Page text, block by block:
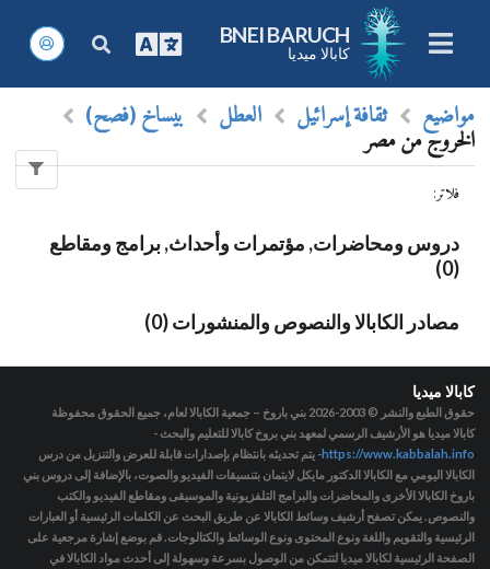
BNEI BARUCH
كابالا ميديا
مواضيع ثقافة إسرائيل العطل
بيساخ (فصح)
الخروج من مصر
فلاتر :
دروس ومحاضرات, مؤتمرات وأحداث, برامج ومقاطع
(0)
مصادر الكابالا والنصوص والمنشورات (0)
كابالا ميديا
حقوق الطبع والنشر © 2003-2026
بني باروخ – جمعية الكابالا لعام، جميع الحقوق محفوظة
كابالا ميديا هو الأرشيف الرسمي لمعهد بني بروخ كابالا للتعليم والبحث -
https://www.kabbalah.info- يتم تحديثه بانتظام بإصدارات قابلة للعرض والتنزيل من درس
الكابالا اليومي مع الكابالا الدكتور مايكل لايتمان بتنسيقات الفيديو والصوت، بالإضافة إلى دروس بني
باروخ الكابالا الأخرى والمحاضرات والبرامج التلفزيونية والموسيقى ومقاطع الفيديو والكتب
والنصوص. يمكن تصفح أرشيف وسائط الكابالا عن طريق البحث عن الكلمات الرئيسية أو العبارات
الرئيسية والتقويم واللغة ونوع المحتوى ونوع الوسائط والكتالوجات. قم بوضع إشارة مرجعية على
الصفحة الرئيسية لكابالا ميديا لتتمكن من الوصول بسرعة وسهولة إلى أحدث مواد الكابالا في